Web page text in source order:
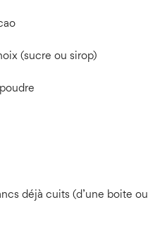
(sucre ou sirop)
déjà cuits (d’une boite ou